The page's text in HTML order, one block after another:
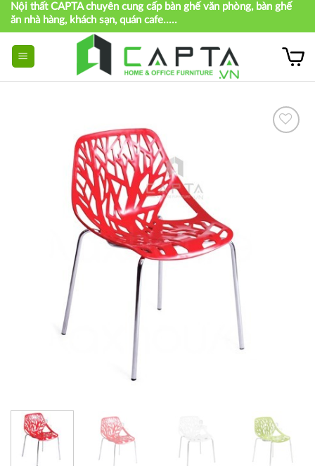
Skip
content
Nội thất CAPTA chuyên cung cấp bàn ghế văn phòng, bàn ghế
ăn nhà hàng, khách sạn, quán cafe.....